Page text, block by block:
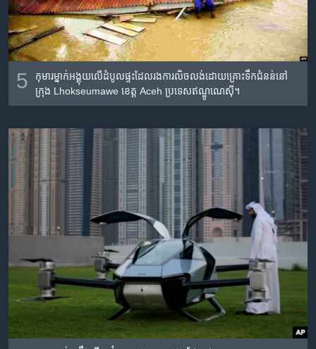
5
កុមារ​ម្នាក់​អង្គុយ​លើ​ដំបូល​ផ្ទះ​ដែល​រង​ការ​លិចលង់​ដោយ​គ្រោះទឹកជំនន់​នៅ​
ក្រុង Lhokseumawe ខេត្ត Aceh ប្រទេស​ឥណ្ឌូណេស៊ី។